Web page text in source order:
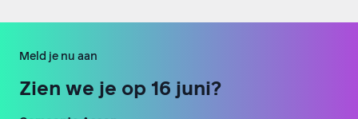
Meld je nu aan
Zien we je op 16 juni?